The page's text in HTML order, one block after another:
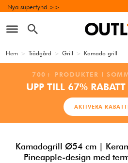
Nya superfynd >>
Hem > Trädgård > Grill > Kamado grill
700+ PRODUKTER I
UPP TILL 67%
AKTIVERA
Kamadogrill Ø54 cm |
Pineapple-design med